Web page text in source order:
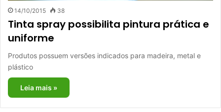
14/10/2015 38
Tinta spray possibilita pintura prática e
uniforme
Produtos possuem versões indicados para madeira, metal e
plástico
Leia mais »